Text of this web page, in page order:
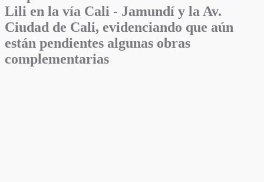
Lili en la vía Cali - Jamundí y la Av.
Ciudad de Cali, evidenciando que aún
están pendientes algunas obras
complementarias